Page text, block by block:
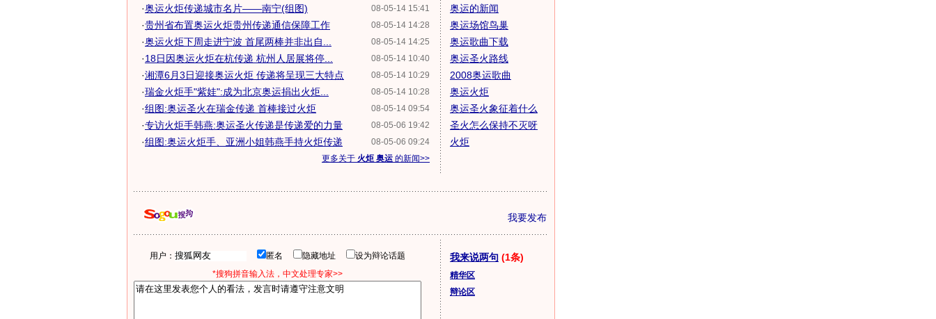
08-05-14 15:41
·奥运火炬传递城市名片——南宁(组图)
08-05-14 14:28
·贵州省布置奥运火炬贵州传递通信保障工作
08-05-14 14:25
·奥运火炬下周走进宁波 首尾两棒并非出自...
08-05-14 10:40
·18日因奥运火炬在杭传递 杭州人居展将停...
08-05-14 10:29
·湘潭6月3日迎接奥运火炬 传递将呈现三大特点
08-05-14 10:28
·瑞金火炬手"紫娃":成为北京奥运捐出火炬...
08-05-14 09:54
·组图:奥运圣火在瑞金传递 首棒接过火炬
08-05-06 19:42
·专访火炬手韩燕:奥运圣火传递是传递爱的力量
08-05-06 09:24
·组图:奥运火炬手、亚洲小姐韩燕手持火炬传递
更多关于 火炬 奥运 的新闻>>
奥运的新闻
奥运场馆鸟巢
奥运歌曲下载
奥运圣火路线
2008奥运歌曲
奥运火炬
奥运圣火象征着什么
圣火怎么保持不灭呀
火炬
我要发布
用户： 匿名 隐藏地址
设为辩论话题
*搜狗拼音输入法，中文处理专家>>
我来说两句 (1条)
精华区
辩论区